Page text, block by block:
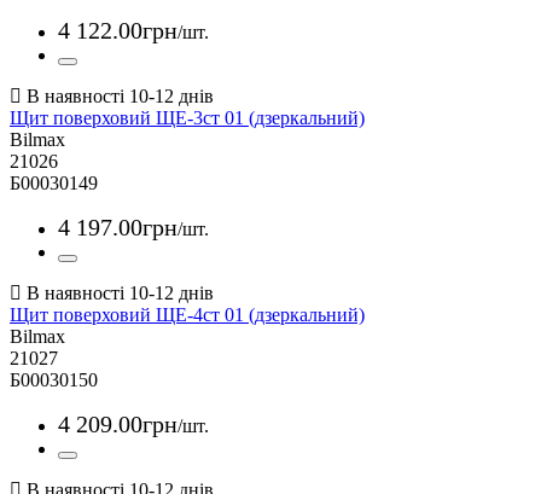
4 122.00грн/шт.
Щит поверховий ЩЕ-3ст 01 (дзеркальний)
Bilmax
21026
Б00030149
4 197.00грн/шт.
Щит поверховий ЩЕ-4ст 01 (дзеркальний)
Bilmax
21027
Б00030150
4 209.00грн/шт.